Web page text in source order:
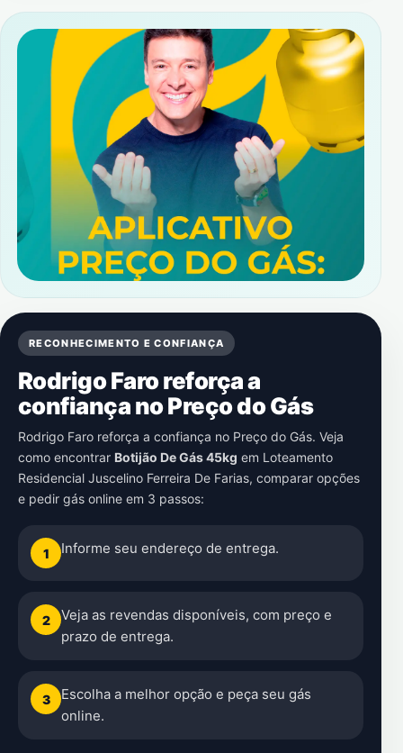
RECONHECIMENTO E CONFIANÇA
Rodrigo Faro reforça a
confiança no Preço do Gás
Rodrigo Faro reforça a confiança no Preço do Gás. Veja
como encontrar Botijão De Gás 45kg em Loteamento
Residencial Juscelino Ferreira De Farias, comparar opções
e pedir gás online em 3 passos:
1 Informe seu endereço de entrega.
2
Veja as revendas disponíveis, com preço e
prazo de entrega.
3
Escolha a melhor opção e peça seu gás
online.